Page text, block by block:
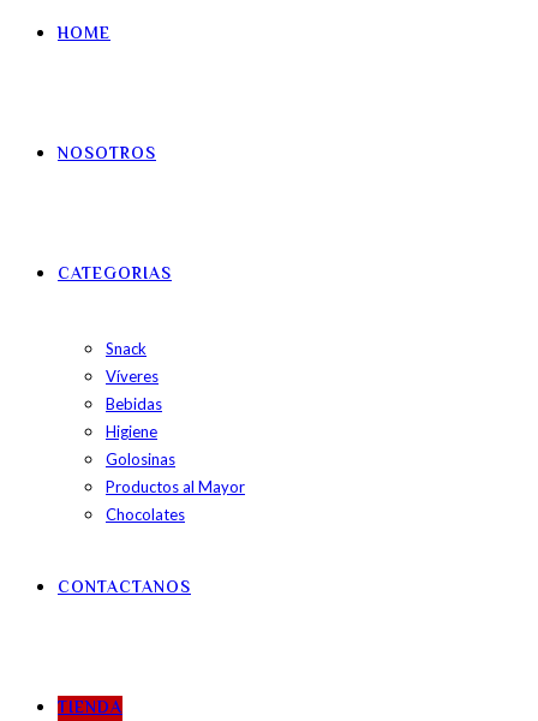
HOME
NOSOTROS
CATEGORIAS
Snack
Víveres
Bebidas
Higiene
Golosinas
Productos al Mayor
Chocolates
CONTACTANOS
TIENDA